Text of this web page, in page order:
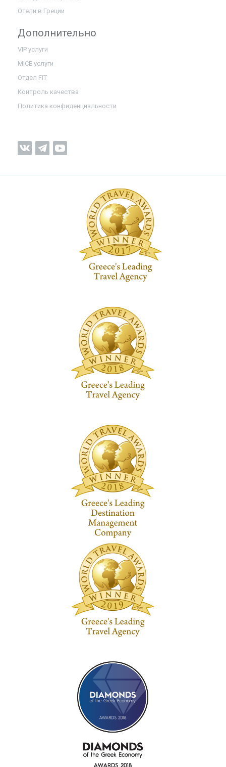
Отели в Греции
Дополнительно
VIP услуги
MICE услуги
Отдел FIT
Контроль качества
Политика конфиденциальности